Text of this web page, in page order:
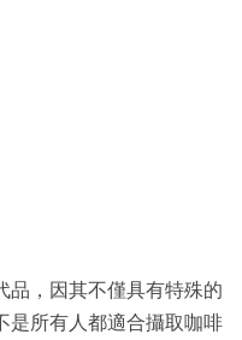
品，因其不僅具有特殊的
是所有人都適合攝取咖啡